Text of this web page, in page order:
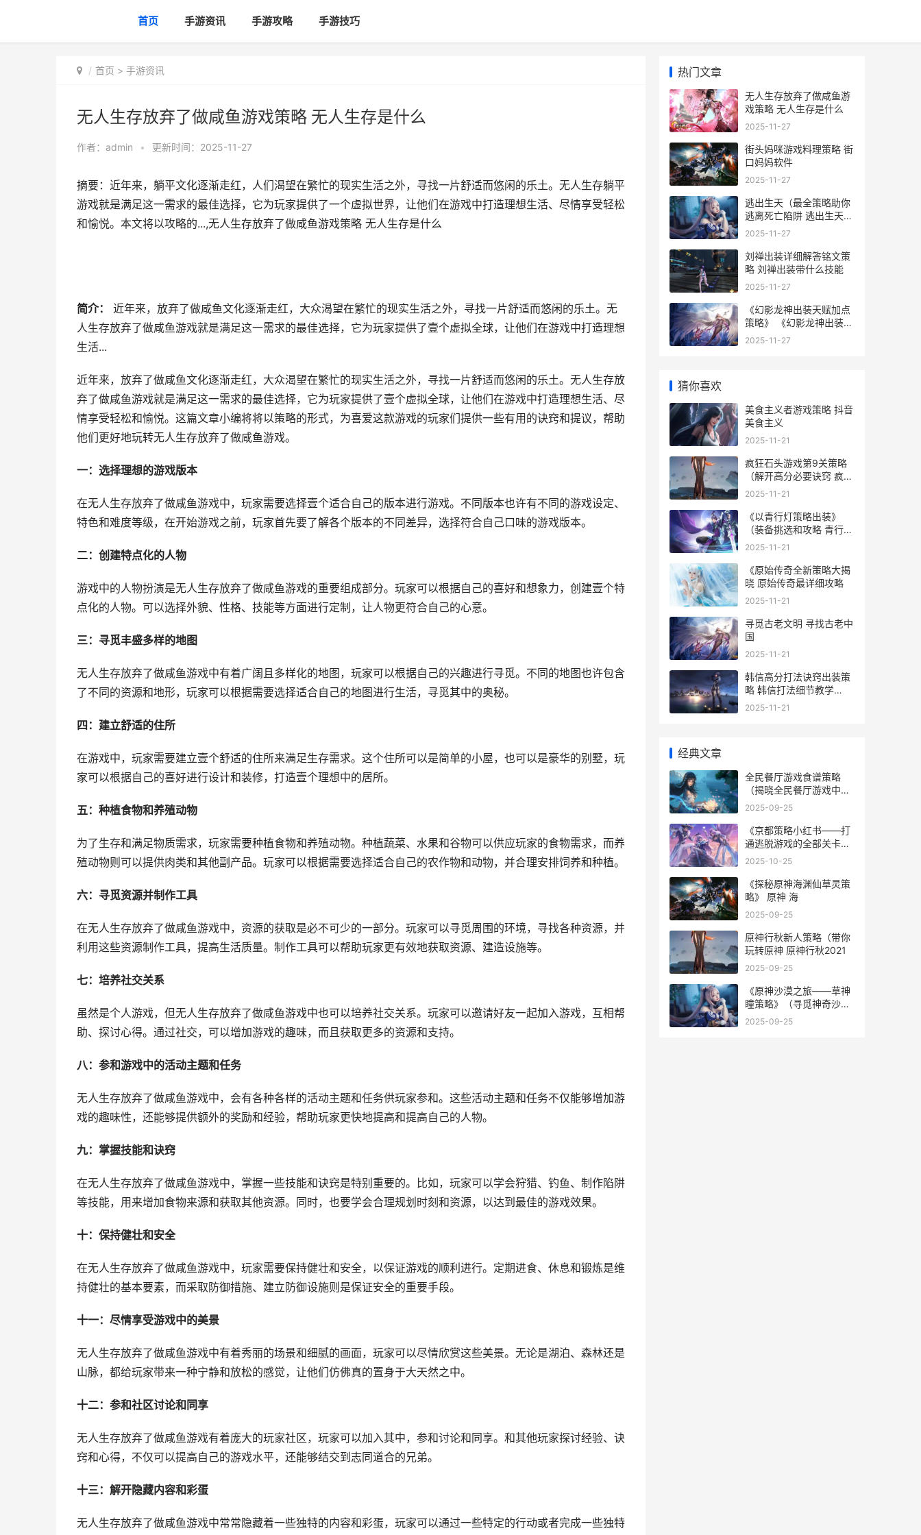
首页 手游资讯 手游攻略 手游技巧
首页 > 手游资讯
无人生存放弃了做咸鱼游戏策略 无人生存是什么
作者： admin • 更新时间：2025-11-27
摘要：近年来，躺平文化逐渐走红，人们渴望在繁忙的现实生活之外，寻找一片舒适而悠闲的乐土。无人生存躺平
游戏就是满足这一需求的最佳选择，它为玩家提供了一个虚拟世界，让他们在游戏中打造理想生活、尽情享受轻松
和愉悦。本文将以攻略的...,无人生存放弃了做咸鱼游戏策略 无人生存是什么
简介：
近年来，放弃了做咸鱼文化逐渐走红，大众渴望在繁忙的现实生活之外，寻找一片舒适而悠闲的乐土。无
人生存放弃了做咸鱼游戏就是满足这一需求的最佳选择，它为玩家提供了壹个虚拟全球，让他们在游戏中打造理想
生活...
近年来，放弃了做咸鱼文化逐渐走红，大众渴望在繁忙的现实生活之外，寻找一片舒适而悠闲的乐土。无人生存放
弃了做咸鱼游戏就是满足这一需求的最佳选择，它为玩家提供了壹个虚拟全球，让他们在游戏中打造理想生活、尽
情享受轻松和愉悦。这篇文章小编将将以策略的形式，为喜爱这款游戏的玩家们提供一些有用的诀窍和提议，帮助
他们更好地玩转无人生存放弃了做咸鱼游戏。
一：选择理想的游戏版本
在无人生存放弃了做咸鱼游戏中，玩家需要选择壹个适合自己的版本进行游戏。不同版本也许有不同的游戏设定、
特色和难度等级，在开始游戏之前，玩家首先要了解各个版本的不同差异，选择符合自己口味的游戏版本。
二：创建特点化的人物
游戏中的人物扮演是无人生存放弃了做咸鱼游戏的重要组成部分。玩家可以根据自己的喜好和想象力，创建壹个特
点化的人物。可以选择外貌、性格、技能等方面进行定制，让人物更符合自己的心意。
三：寻觅丰盛多样的地图
无人生存放弃了做咸鱼游戏中有着广阔且多样化的地图，玩家可以根据自己的兴趣进行寻觅。不同的地图也许包含
了不同的资源和地形，玩家可以根据需要选择适合自己的地图进行生活，寻觅其中的奥秘。
四：建立舒适的住所
在游戏中，玩家需要建立壹个舒适的住所来满足生存需求。这个住所可以是简单的小屋，也可以是豪华的别墅，玩
家可以根据自己的喜好进行设计和装修，打造壹个理想中的居所。
五：种植食物和养殖动物
为了生存和满足物质需求，玩家需要种植食物和养殖动物。种植蔬菜、水果和谷物可以供应玩家的食物需求，而养
殖动物则可以提供肉类和其他副产品。玩家可以根据需要选择适合自己的农作物和动物，并合理安排饲养和种植。
六：寻觅资源并制作工具
在无人生存放弃了做咸鱼游戏中，资源的获取是必不可少的一部分。玩家可以寻觅周围的环境，寻找各种资源，并
利用这些资源制作工具，提高生活质量。制作工具可以帮助玩家更有效地获取资源、建造设施等。
七：培养社交关系
虽然是个人游戏，但无人生存放弃了做咸鱼游戏中也可以培养社交关系。玩家可以邀请好友一起加入游戏，互相帮
助、探讨心得。通过社交，可以增加游戏的趣味，而且获取更多的资源和支持。
八：参和游戏中的活动主题和任务
无人生存放弃了做咸鱼游戏中，会有各种各样的活动主题和任务供玩家参和。这些活动主题和任务不仅能够增加游
戏的趣味性，还能够提供额外的奖励和经验，帮助玩家更快地提高和提高自己的人物。
九：掌握技能和诀窍
在无人生存放弃了做咸鱼游戏中，掌握一些技能和诀窍是特别重要的。比如，玩家可以学会狩猎、钓鱼、制作陷阱
等技能，用来增加食物来源和获取其他资源。同时，也要学会合理规划时刻和资源，以达到最佳的游戏效果。
十：保持健壮和安全
在无人生存放弃了做咸鱼游戏中，玩家需要保持健壮和安全，以保证游戏的顺利进行。定期进食、休息和锻炼是维
持健壮的基本要素，而采取防御措施、建立防御设施则是保证安全的重要手段。
十一：尽情享受游戏中的美景
无人生存放弃了做咸鱼游戏中有着秀丽的场景和细腻的画面，玩家可以尽情欣赏这些美景。无论是湖泊、森林还是
山脉，都给玩家带来一种宁静和放松的感觉，让他们仿佛真的置身于大天然之中。
十二：参和社区讨论和同享
无人生存放弃了做咸鱼游戏有着庞大的玩家社区，玩家可以加入其中，参和讨论和同享。和其他玩家探讨经验、诀
窍和心得，不仅可以提高自己的游戏水平，还能够结交到志同道合的兄弟。
十三：解开隐藏内容和彩蛋
无人生存放弃了做咸鱼游戏中常常隐藏着一些独特的内容和彩蛋，玩家可以通过一些特定的行动或者完成一些独特
热门文章
无人生存放弃了做咸鱼游
戏策略 无人生存是什么
2025-11-27
街头妈咪游戏料理策略 街
口妈妈软件
2025-11-27
逃出生天（最全策略助你
逃离死亡陷阱 逃出生天游
戏视频解说
2025-11-27
刘禅出装详细解答铭文策
略 刘禅出装带什么技能
2025-11-27
《幻影龙神出装天赋加点
策略》 《幻影龙神出装最
新版
2025-11-27
猜你喜欢
美食主义者游戏策略 抖音
美食主义
2025-11-21
疯狂石头游戏第9关策略
（解开高分必要诀窍 疯狂
石头网易游戏
2025-11-21
《以青行灯策略出装》
（装备挑选和攻略 青行灯
介绍
2025-11-21
《原始传奇全新策略大揭
晓 原始传奇最详细攻略
2025-11-21
寻觅古老文明 寻找古老中
国
2025-11-21
韩信高分打法诀窍出装策
略 韩信打法细节教学
2021
2025-11-21
经典文章
全民餐厅游戏食谱策略
（揭晓全民餐厅游戏中最
受欢迎的菜品制作诀窍 全
2025-09-25
《京都策略小红书——打
通逃脱游戏的全部关卡》
京都小说里是哪个城市
2025-10-25
《探秘原神海渊仙草灵策
略》 原神 海
2025-09-25
原神行秋新人策略（带你
玩转原神 原神行秋2021
2025-09-25
《原神沙漠之旅——草神
瞳策略》（寻觅神奇沙漠
沙漠之丘
2025-09-25